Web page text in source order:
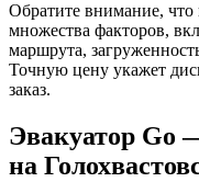
Обратите внимание, что
множества факторов,
маршрута,
Точную цену укажет
заказ.
Эвакуатор
на